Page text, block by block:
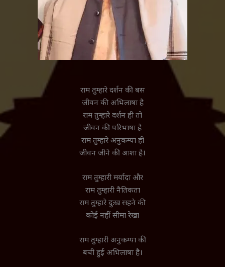
राम तुम्हारे दर्शन की बस
जीवन की अभिलाषा है
राम तुम्हारे दर्शन ही तो
जीवन की परिभाषा है
राम तुम्हारे अनुकम्पा ही
जीवन जीने की आशा है।
राम तुम्हारी मर्यादा और
राम तुम्हारी नैतिकता
राम तुम्हारे दुःख सहने की
कोई नहीं सीमा रेखा
राम तुम्हारी अनुकम्पा की
बची हुई अभिलाषा है।